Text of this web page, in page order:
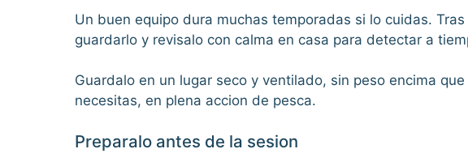
Un buen equipo dura muchas temporadas si lo cuidas.
guardarlo y revisalo con calma en casa para detectar a
Guardalo en un lugar seco y ventilado, sin peso encima
necesitas, en plena accion de pesca.
Preparalo antes de la sesion